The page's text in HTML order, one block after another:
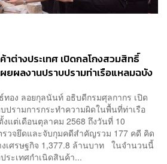
ต่างประเทศ เปิดกลโกงสวมสิทธิ์
ยผลงานปราบปรามท่าเรือแหลมฉบัง
อง ลอยกุลนันท์ อธิบดีกรมศุลกากร เปิด
ปรามการกระทำความผิดในพื้นที่ท่าเรือ
แต่เดือนตุลาคม 2568 ถึงวันที่ 10
รวจยึดและจับกุมคดีสำคัญรวม 177 คดี คิด
งเศรษฐกิจ 1,377.8 ล้านบาท ในจำนวนนี้
ะเทศกำเนิดสินค้า...